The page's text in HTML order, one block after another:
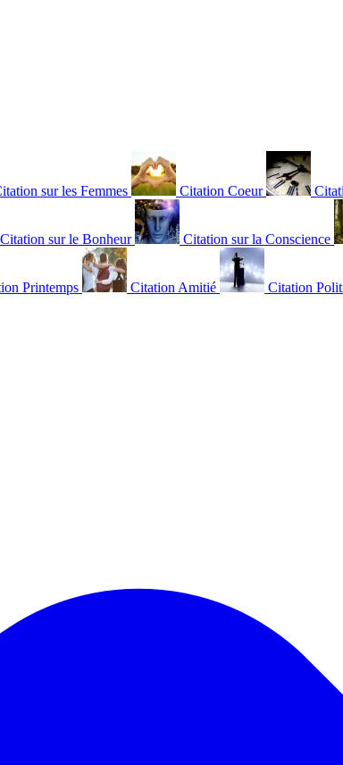
sur les Femmes Citation Coeur
Citation sur le Bonheur Citation sur la Conscience
Printemps Citation Amitié Citation